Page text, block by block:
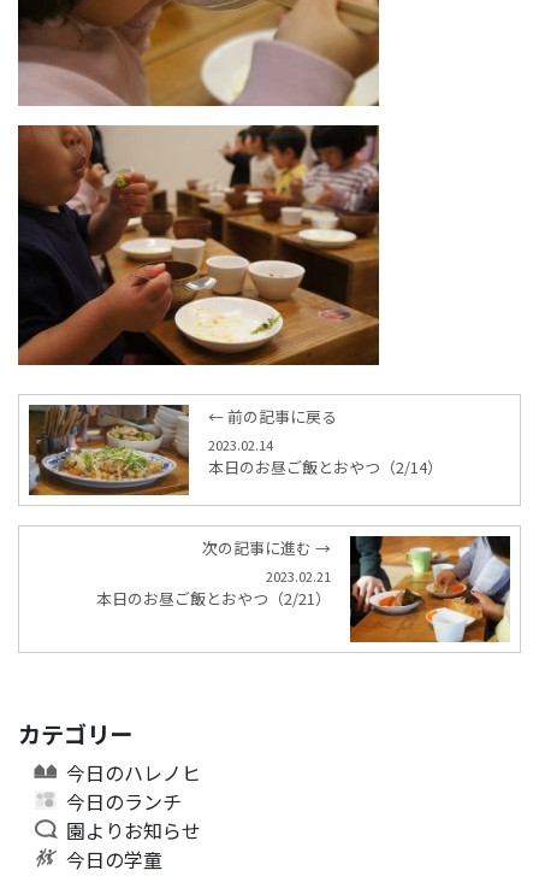
← 前の記事に戻る
2023.02.14
本日のお昼ご飯とおやつ（2/14）
次の記事に進む →
2023.02.21
本日のお昼ご飯とおやつ（2/21）
カテゴリー
今日のハレノヒ
今日のランチ
園よりお知らせ
今日の学童